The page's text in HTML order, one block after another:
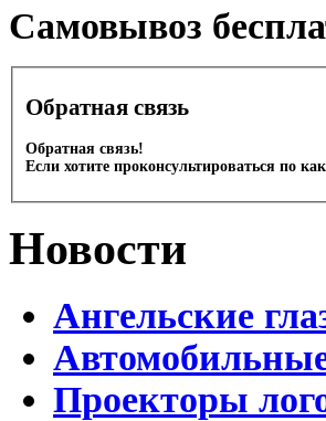
Cамовывоз
Обратная связь
Обратная связь!
Если хотите проконсультироваться по
Новости
Ангельские
Проекторы